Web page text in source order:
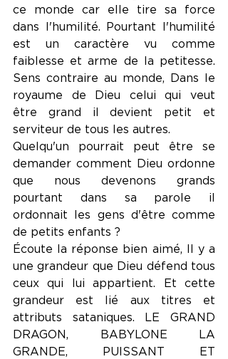
ce monde car elle tire sa force
dans l'humilité. Pourtant l'humilité
est un caractère vu comme
faiblesse et arme de la petitesse.
Sens contraire au monde, Dans le
royaume de Dieu celui qui veut
être grand il devient petit et
serviteur de tous les autres.
Quelqu'un pourrait peut être se
demander comment Dieu ordonne
que nous devenons grands
pourtant dans sa parole il
ordonnait les gens d'être comme
de petits enfants ?
Écoute la réponse bien aimé, Il y a
une grandeur que Dieu défend tous
ceux qui lui appartient. Et cette
grandeur est lié aux titres et
attributs sataniques. LE GRAND
DRAGON, BABYLONE LA
GRANDE, PUISSANT ET